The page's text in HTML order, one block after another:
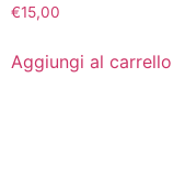
€15,00
Aggiungi al carrello